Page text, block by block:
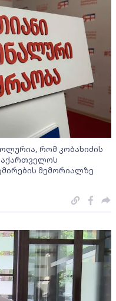
რომ კობახიძის
მემორიალზე